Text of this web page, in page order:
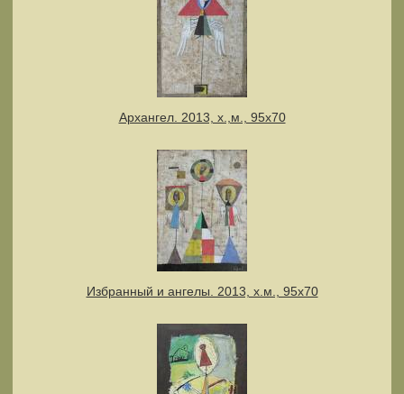
Архангел. 2013, х.,м., 95х70
Избранный и ангелы. 2013, х.м., 95х70